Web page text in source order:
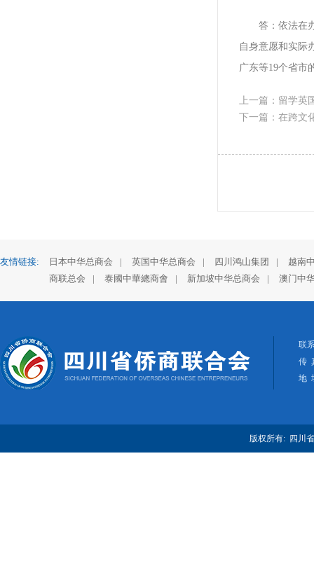
答：依法在办
自身意愿和实际
广东等19个省市
上一篇：留学英
下一篇：在跨文
友情链接: 日本中华总商会 | 英国中华总商会 | 四川鸿山集团 |
越南
商联总会
| 泰國中華總商會 | 新加坡中华总商会 | 澳门中
联
传
地
版权所有: 四川